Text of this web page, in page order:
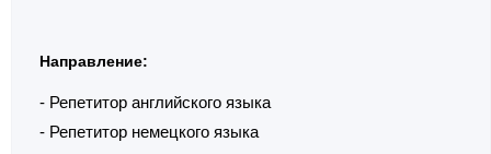
Направление:
- Репетитор английского языка
- Репетитор немецкого языка